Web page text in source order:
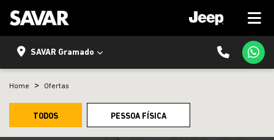
SAVAR Gramado
Home Ofertas
TODOS PESSOA FÍSICA